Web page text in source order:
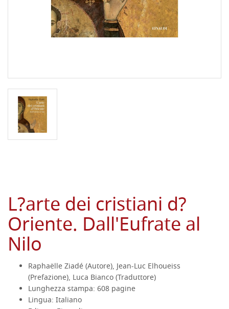
L?arte dei cristiani d?
Oriente. Dall'Eufrate al
Nilo
Raphaëlle Ziadé (Autore), Jean-Luc Elhoueiss
(Prefazione), Luca Bianco (Traduttore)
Lunghezza stampa: 608 pagine
Lingua: Italiano